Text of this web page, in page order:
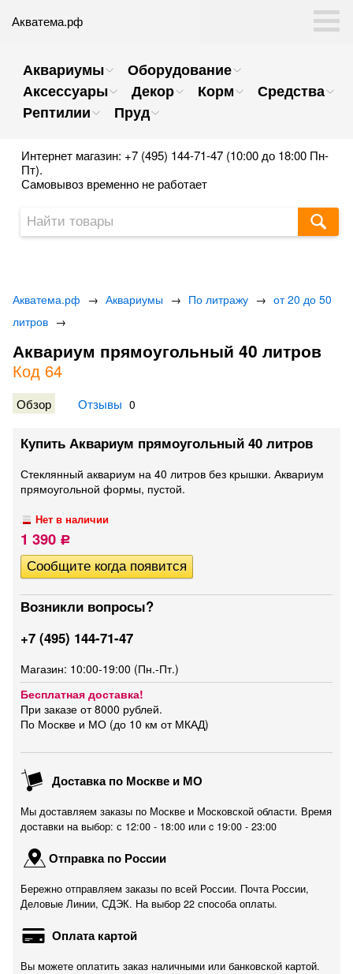
Акватема.рф
Аквариумы
Оборудование
Аксессуары
Декор Корм
Средства
Рептилии
Пруд
Интернет магазин: +7 (495) 144-71-47 (10:00 до 18:00 Пн-
Пт).
Самовывоз временно не работает
Акватема.рф → Аквариумы → По литражу → от 20 до 50
литров →
Аквариум прямоугольный 40 литров
Код 64
Обзор Отзывы 0
Купить Аквариум прямоугольный 40 литров
Стеклянный аквариум на 40 литров без крышки. Аквариум
прямоугольной формы, пустой.
Нет в наличии
1 390 Р
Возникли вопросы?
+7 (495) 144-71-47
Магазин: 10:00-19:00 (Пн.-Пт.)
Бесплатная доставка!
При заказе от 8000 рублей.
По Москве и МО (до 10 км от МКАД)
Доставка по Москве и МО
Мы доставляем заказы по Москве и Московской области. Время
доставки на выбор: с 12:00 - 18:00 или c 19:00 - 23:00
Отправка по России
Бережно отправляем заказы по всей России. Почта России,
Деловые Линии, СДЭК. На выбор 22 способа оплаты.
Оплата картой
Вы можете оплатить заказ наличными или банковской картой.